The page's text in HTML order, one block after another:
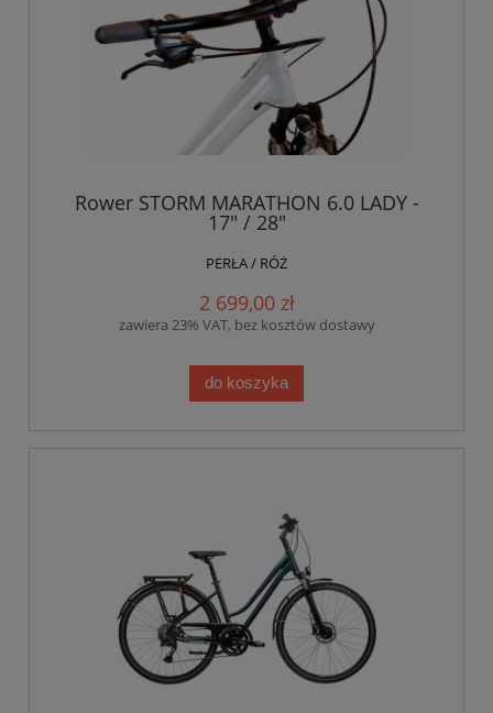
Rower STORM MARATHON 6.0 LADY -
17" / 28"
PERŁA / RÓŻ
2 699,00 zł
zawiera 23% VAT, bez kosztów dostawy
do koszyka